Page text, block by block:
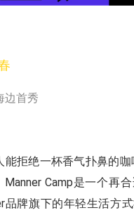
边首秀
能拒绝一杯香气扑鼻的
Camp是一个再
品牌旗下的年轻生活方